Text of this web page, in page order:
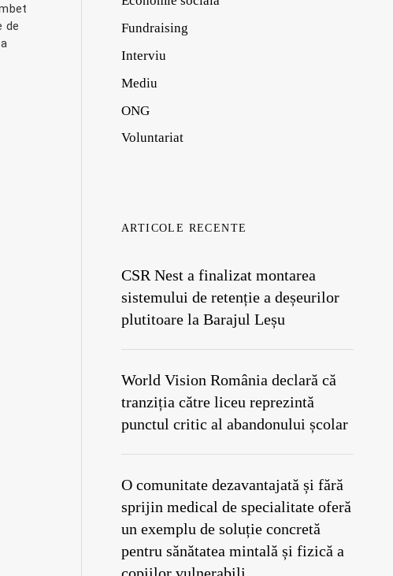
de
Fundraising
Interviu
Mediu
ONG
Voluntariat
ARTICOLE RECENTE
CSR Nest a finalizat montarea
sistemului de retenție a deșeurilor
plutitoare la Barajul Leșu
World Vision România declară că
tranziția către liceu reprezintă
punctul critic al abandonului școlar
O comunitate dezavantajată și fără
sprijin medical de specialitate oferă
un exemplu de soluție concretă
pentru sănătatea mintală și fizică a